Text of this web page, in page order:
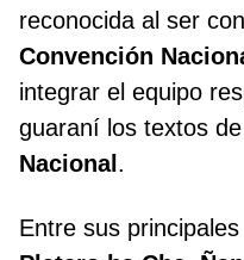
reconocida al ser
Convención
integrar el equipo
guaraní los textos
Nacional .
Entre sus